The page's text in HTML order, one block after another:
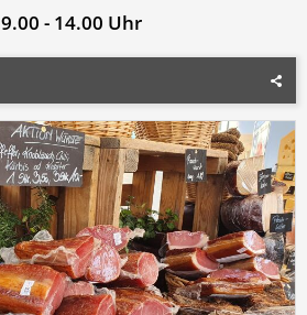
9.00 - 14.00 Uhr